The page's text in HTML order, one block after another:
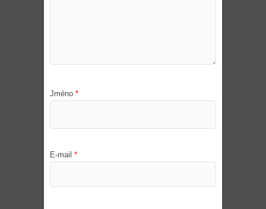
Jméno *
E-mail *